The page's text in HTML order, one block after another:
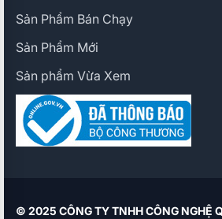
Sản Phẩm Bán Chạy
Sản Phẩm Mới
Sản phẩm Vừa Xem
© 2025 CÔNG TY TNHH CÔNG NGHỆ